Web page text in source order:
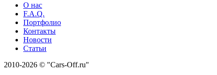
О нас
F.A.Q.
Портфолио
Контакты
Новости
Статьи
2010-2026 © "Cars-Off.ru"